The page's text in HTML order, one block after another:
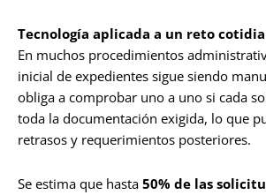
Tecnología aplicada a un reto
En muchos procedimientos
inicial de expedientes sigue siendo
obliga a comprobar uno a uno si cada
toda la documentación exigida, lo que
retrasos y requerimientos posteriores.
Se estima que hasta 50% de las